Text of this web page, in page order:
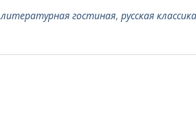
литературная гостиная, русская классика